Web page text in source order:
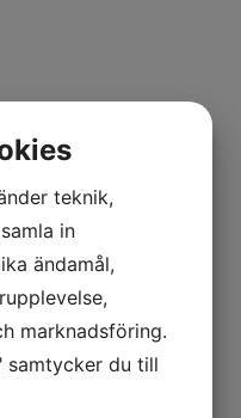
teknik,
in
ändamål,
marknadsföring.
samtycker du till